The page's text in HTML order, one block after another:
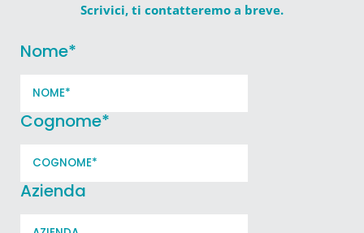
Scrivici, ti contatteremo a breve.
Nome*
Cognome*
Azienda